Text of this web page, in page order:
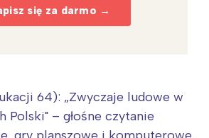
się za darmo →
64): „Zwyczaje ludowe w
Polski" – głośne czytanie
gry planszowe i komputerowe.